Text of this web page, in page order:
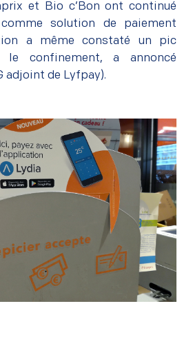
et Bio c’Bon ont continué
solution de paiement
a même constaté un pic
le confinement, a annoncé
adjoint de Lyfpay).